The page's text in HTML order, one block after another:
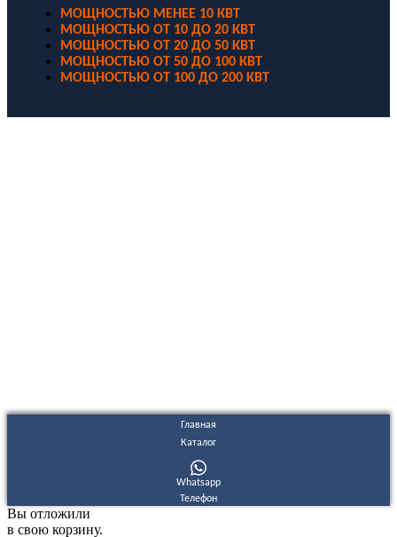
МОЩНОСТЬЮ МЕНЕЕ 10 КВТ
МОЩНОСТЬЮ ОТ 10 ДО 20 КВТ
МОЩНОСТЬЮ ОТ 20 ДО 50 КВТ
МОЩНОСТЬЮ ОТ 50 ДО 100 КВТ
МОЩНОСТЬЮ ОТ 100 ДО 200 КВТ
Главная
Каталог
Whatsapp
Телефон
Вы отложили
в свою корзину.